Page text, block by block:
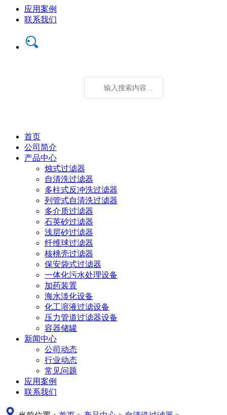
应用案例
联系我们
首页
公司简介
产品中心
烛式过滤器
自清洗过滤器
多柱式反冲洗过滤器
列管式自清洗过滤器
多介质过滤器
石英砂过滤器
浅层砂过滤器
纤维球过滤器
核桃壳过滤器
保安袋式过滤器
一体化污水处理设备
加药装置
海水淡化设备
化工溶液过滤设备
压力管道过滤器设备
容器储罐
新闻中心
公司动态
行业动态
常见问题
应用案例
联系我们